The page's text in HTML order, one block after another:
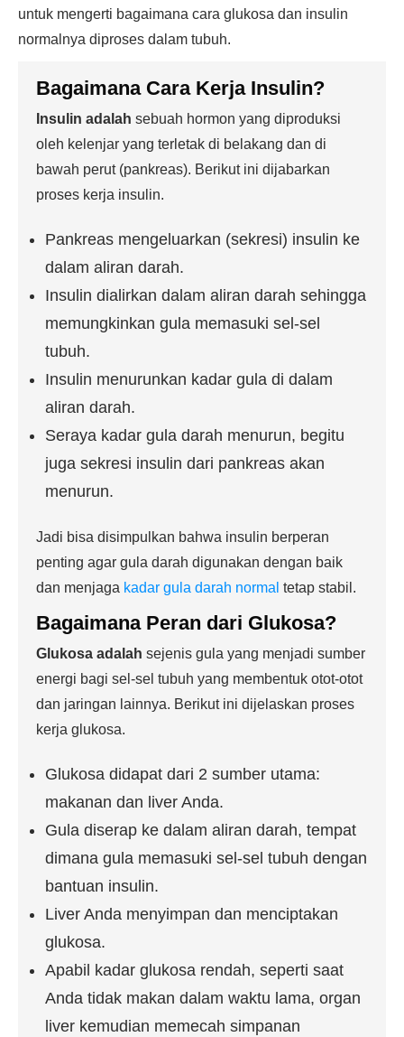
untuk mengerti bagaimana cara glukosa dan insulin
normalnya diproses dalam tubuh.
Bagaimana Cara Kerja Insulin?
Insulin adalah sebuah hormon yang diproduksi
oleh kelenjar yang terletak di belakang dan di
bawah perut (pankreas). Berikut ini dijabarkan
proses kerja insulin.
Pankreas mengeluarkan (sekresi) insulin ke
dalam aliran darah.
Insulin dialirkan dalam aliran darah sehingga
memungkinkan gula memasuki sel-sel
tubuh.
Insulin menurunkan kadar gula di dalam
aliran darah.
Seraya kadar gula darah menurun, begitu
juga sekresi insulin dari pankreas akan
menurun.
Jadi bisa disimpulkan bahwa insulin berperan
penting agar gula darah digunakan dengan baik
dan menjaga kadar gula darah normal tetap stabil.
Bagaimana Peran dari Glukosa?
Glukosa adalah sejenis gula yang menjadi sumber
energi bagi sel-sel tubuh yang membentuk otot-otot
dan jaringan lainnya. Berikut ini dijelaskan proses
kerja glukosa.
Glukosa didapat dari 2 sumber utama:
makanan dan liver Anda.
Gula diserap ke dalam aliran darah, tempat
dimana gula memasuki sel-sel tubuh dengan
bantuan insulin.
Liver Anda menyimpan dan menciptakan
glukosa.
Apabil kadar glukosa rendah, seperti saat
Anda tidak makan dalam waktu lama, organ
liver kemudian memecah simpanan